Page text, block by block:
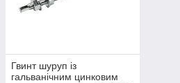
Гвинт шуруп із
гальванічним цинковим